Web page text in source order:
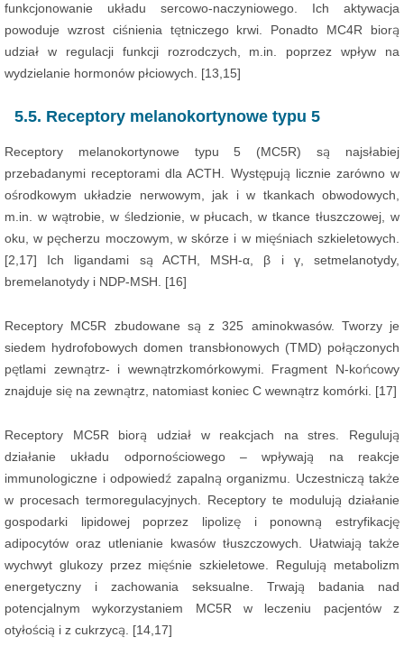
funkcjonowanie układu sercowo-naczyniowego. Ich aktywacja
powoduje wzrost ciśnienia tętniczego krwi. Ponadto MC4R biorą
udział w regulacji funkcji rozrodczych, m.in. poprzez wpływ na
wydzielanie hormonów płciowych. [13,15]
5.5. Receptory melanokortynowe typu 5
Receptory melanokortynowe typu 5 (MC5R) są najsłabiej
przebadanymi receptorami dla ACTH. Występują licznie zarówno w
ośrodkowym układzie nerwowym, jak i w tkankach obwodowych,
m.in. w wątrobie, w śledzionie, w płucach, w tkance tłuszczowej, w
oku, w pęcherzu moczowym, w skórze i w mięśniach szkieletowych.
[2,17] Ich ligandami są ACTH, MSH-α, β i γ, setmelanotydy,
bremelanotydy i NDP-MSH. [16]
Receptory MC5R zbudowane są z 325 aminokwasów. Tworzy je
siedem hydrofobowych domen transbłonowych (TMD) połączonych
pętlami zewnątrz- i wewnątrzkomórkowymi. Fragment N-końcowy
znajduje się na zewnątrz, natomiast koniec C wewnątrz komórki. [17]
Receptory MC5R biorą udział w reakcjach na stres. Regulują
działanie układu odpornościowego – wpływają na reakcje
immunologiczne i odpowiedź zapalną organizmu. Uczestniczą także
w procesach termoregulacyjnych. Receptory te modulują działanie
gospodarki lipidowej poprzez lipolizę i ponowną estryfikację
adipocytów oraz utlenianie kwasów tłuszczowych. Ułatwiają także
wychwyt glukozy przez mięśnie szkieletowe. Regulują metabolizm
energetyczny i zachowania seksualne. Trwają badania nad
potencjalnym wykorzystaniem MC5R w leczeniu pacjentów z
otyłością i z cukrzycą. [14,17]